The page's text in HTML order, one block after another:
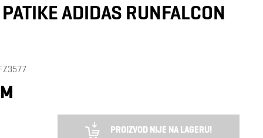
ADIDAS RUNFALCON
PROIZVOD NIJE NA LAGERU!